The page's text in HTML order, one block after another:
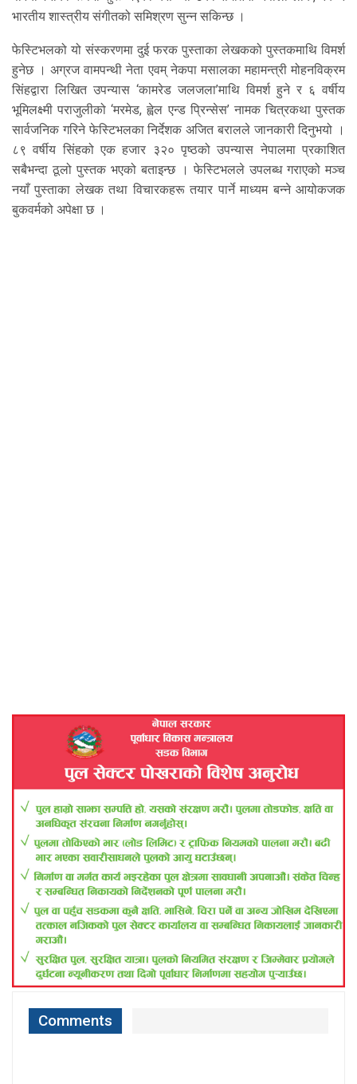
भारतीय शास्त्रीय संगीतको समिश्रण सुन्न सकिन्छ ।
फेस्टिभलको यो संस्करणमा दुई फरक पुस्ताका लेखकको पुस्तकमाथि विमर्श
हुनेछ । अग्रज वामपन्थी नेता एवम् नेकपा मसालका महामन्त्री मोहनविक्रम
सिंहद्वारा लिखित उपन्यास ‘कामरेड जलजला’माथि विमर्श हुने र ६ वर्षीय
भूमिलक्ष्मी पराजुलीको ‘मरमेड, ह्वेल एन्ड प्रिन्सेस’ नामक चित्रकथा पुस्तक
सार्वजनिक गरिने फेस्टिभलका निर्देशक अजित बरालले जानकारी दिनुभयो ।
८९ वर्षीय सिंहको एक हजार ३२० पृष्ठको उपन्यास नेपालमा प्रकाशित
सबैभन्दा ठूलो पुस्तक भएको बताइन्छ । फेस्टिभलले उपलब्ध गराएको मञ्च
नयाँ पुस्ताका लेखक तथा विचारकहरू तयार पार्ने माध्यम बन्ने आयोकजक
बुकवर्मको अपेक्षा छ ।
Comments